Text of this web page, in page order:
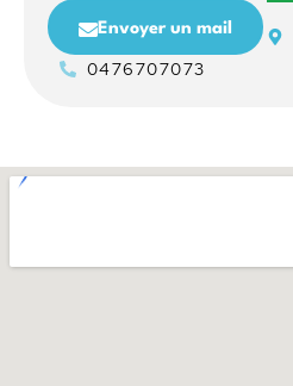
Envoyer un mail
0476707073